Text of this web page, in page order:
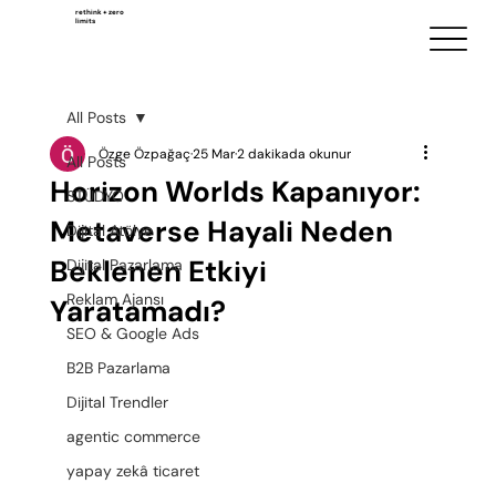
rethink + zero
limits
All Posts
STÜDYO
Dijital Atölye
Dijital Pazarlama
Reklam Ajansı
SEO & Google Ads
B2B Pazarlama
Dijital Trendler
agentic commerce
yapay zekâ ticaret
All Posts
Horizon Worlds Kapanıyor:
Metaverse Hayali Neden
Beklenen Etkiyi
Yaratamadı?
Özge Özpağaç25 Mar2 dakikada okunur